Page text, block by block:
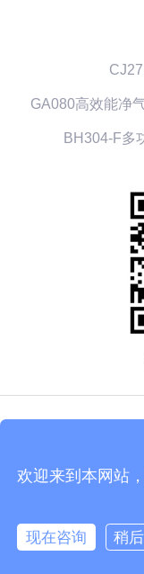
GA080高效能净
BH304-F多
技术支持：
苏公网安
欢迎来到本网站
现在咨询 稍